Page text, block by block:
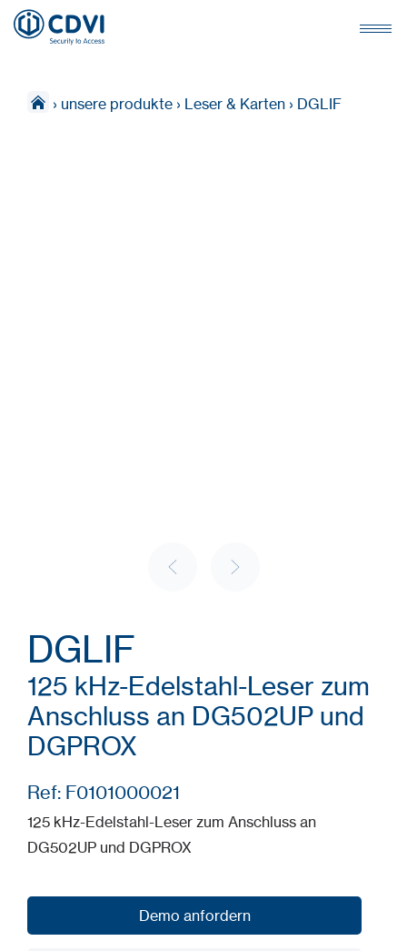
› unsere produkte › Leser & Karten › DGLIF
DGLIF
125 kHz-Edelstahl-Leser zum
Anschluss an DG502UP und
DGPROX
Ref: F0101000021
125 kHz-Edelstahl-Leser zum Anschluss an
DG502UP und DGPROX
Demo anfordern